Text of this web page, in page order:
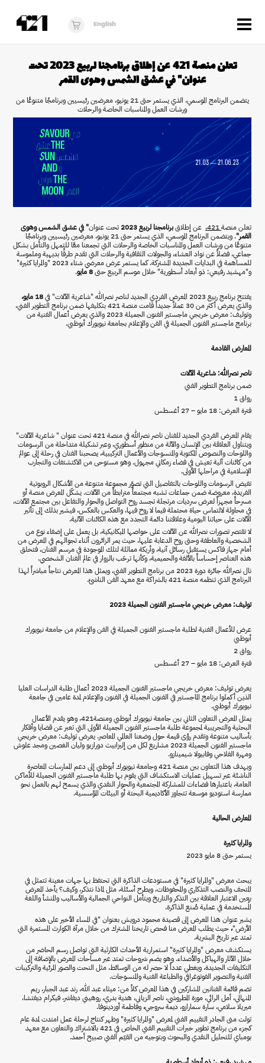
البرنامج
دكان421
أخبار
فُرَص
برنامج استوديو الناشئة
10 أعوام من 421
تعلن منصة 421 عن إطلاق برنامجنا لربيع 2023 تحت
عنوان" في عشق الشمس وهوى القمر
يتضمن البرنامج الموسمي، الذي يستمر حتى 21 يونيو، معرضين رئيسيين وبرنامجًا متنوعًا من
ورشات العملوالمناسبات الخاصة والرحلات
تعلن منصة421، عن إطلاقبرنامجنا لربيع 2023 تحت عنوان" في عشق الشمس وهوى
القمر"
. ويتضمن البرنامج الموسمي، الذي يستمر حتى 21 يونيو، معرضين رئيسيين وبرنامجًا
متنوعًا من ورشات العملوالمناسبات الخاصة والرحلات التي تجمعنا معًا للتمهل والتأمل بشكل
جماعي، فضلاً عن نواد العشاء، والجولات الثقافية والرحلات التي تقدم طرقًا بديهية وملموسة
للمساهمة في البدايات الجديدة المشتركة. كما يستمر عرض معرضي شتاء 2023 "والمرايا كثيرة"
و"مهشيد رفيعي: ذو أبعاد أسطورية" خلال موسم الربيع حتى8 مايو .
يفتتح برنامج ربيع 2023 المعرض الفردي الجديد لناصر نصرالله "شاعرية الآلات" في
18 مايو،
والذي يعرض أكثر من 30 عملاً جديداً قامت منصة 421 بتكليفها ضمن برنامج التطوير الفني،
وتوليف: معرض خريجي ماجستير الفنون الجميلة 2023 والذي يعرض أعمال الفنية من
برنامج ماجستير الفنون الجميلة في الفن والإعلام بجامعة نيويورك أبوظبي.
المعارض القادمة
ناصر نصرالله: شاعرية الآلات
ضمن برنامج التطوير الفني
رواق 1
فترة العرض: 18 مايو – 27 أغسطس
يقام المعرض الفردي الجديد للفنان ناصر نصرالله في منصة 421 تحت عنوان " شاعرية الآلات"
ويتناول العلاقة بين الإنسان والآلة من منظور أسطوري، وعبر تشكيلة متداخلة من الرسومات
واللوحات والنصوص المكتوبة والمنسوجات والأعمال التركيبية، يصحبنا الفنان في رحلة إلى عوالم
من كائنات آلية تعيش في فضاء زمكاني مجهول. وهو مستوحى من الاكتشتفات والتجارب
الإسلامية في مراحلها الأولى.
تفيض الرسومات واللوحات بالتفاصيل التي تصوّر مجموعة متنوعة من الأشكال الروبوتية
الفريدة، معروضة ضمن جماعات تشبه مجتمعاً مترابطاً من الآلات. يشكّل المعرض منصة أو
مسرحاً مجهزاً لعرض سرديات مرتجلة تجسد روح التواصل والحوار والتفاعل بين مجتمع الآلات،
في محاولة لالتماس حياة محتملة فيما لا روح فيها، والعكس بالعكس، فيشير بذلك إلى تأثير
الآلات على حياتنا اليومية وعلاقتنا دائمة التجدد مع هذه الكائنات الآلية.
لا تقتصر تصورات نصرالله عن الآلات على خواصها الميكانيكية، بل يعمل على إضفاء نوع من
الشخصية والعاطفة وحتى روح الدعابة عليها، حيث يمر الزائرون أثناء تجوالهم في المعرض من
أمام جهاز فاكس يستقبل رسائل آنية، وأريكة مماثلة لتلك الموجودة في مرسم الفنان، فتخلق
هذه العناصر إحساساً بالألفة والحميمية، وكأنها ترحّب بالزوار في عالم الفنان الشخصي.
نال نصرالله جائزة دورة 2023 من برنامج التطوير الفني، ويمثل هذا المعرض نتاجاً مباشراً لهذا
البرنامج الذي تنظمه منصة 421 بالشراكة مع معهد الفن الناشئ.
توليف: معرض خريجي ماجستير الفنون الجميلة 2023
عرض للأعمال الفنية لطلبة ماجستير الفنون الجميلة في الفن والإعلام من جامعة نيويورك
أبوظبي
رواق 2
فترة العرض: 18 مايو – 27 أغسطس
يعرض توليف: معرض خريجي ماجستير الفنون الجميلة 2023 أعمال طلبة الدراسات العليا
الذين أكملوا برنامج الماجستير في الفنون الجميلة في الفنون والإعلام لمدة عامين في جامعة
نيويورك أبوظبي.
يمثل المعرض التعاون الثاني بين جامعة نيويورك أبوظبي ومنصة421، وهو يقدم الأعمال
البحثية والتجريبية لمجموعة طلبة ماجستير الفنون الجميلة الأولى التي تعبر عن قضايا وأفكار
بأساليب متنوعة وتقدم رؤى قيمة حول وضعنا العالمي المعاصر. يعرض توليف: معرض خريجي
ماجستير الفنون الجميلة 2023 مشاريع لكل من إليزابيث دورازيو وليان الغصين ومجد علوش
ومهرة الفلاحي وفابيولا شيمينازو.
ويهدف هذا التعاون بين منصة 421 وجامعة نيويورك أبوظبي إلى دعم الممارسات المعاصرة
الناشئة عبر تسهيل عمليات الاستكشاف التي يقوم بها طلبة ماجستير الفنون الجميلة للأماكن
العامة، باعتبارها فضاءات للمشاركة المجتمعية والحوار النقدي والذي يسمح لهم بالعمل نحو
ممارسة استوديو موسعة تتجاوز الأكاديمية البحتة أو البيئات المؤسسية.
المعارض الحالية
والمرايا كثيرة
يستمر حتى 8 مايو 2023
يبحث معرض "والمرايا كثيرة" في مستودعات الذاكرة التي تحتفظ بها جهات معينة تتمثل في
المتحف والنصب التذكاري والمحفوظات، ويطرح أسئلة، مثل لماذا نتذكر، وكيف؟ يأخذ المعرض
بعين الاعتبار العلاقة بين التذكر والتاريخ ويتأمل النواحي الجمالية والأساليب والمنشأ واللغة
المُستخدمة في عملية صُنع الذاكرة.
يشير عنوان هذا المعرض إلى قصيدة محمود درويش بعنوان "في المساء الأخير على هذه
الأرض"، حيث يطلب المعرض منا فحص تاريخنا المشترك من خلال مرآة الكوارث المستمرة التي
تمتد عبر تاريخ البشرية.
يستكشف معرض "والمرايا كثيرة" استمرارية الأحداث الكارثية التي تواصل رسم الحاضر من
خلال الآثار والهياكل والأصداء. وهو يضم شروحات تمتد عبر مساحات المعرض بالإضافة إلى
التكليفات الجديدة، ويغطي عدداً لا حصر له من الوسائط، مثل النحت والصور المرئية والتركيبات
الفنية والتصوير الفوتوغرافي والطباعة الفنية والمنسوجات.
تضم قائمة الفنانين المشاركين في هذا المعرض كلاً من: ميثاء عبد الله، رند عبد الجبار، ريم
المنهالي، أمل الرائي، موزة المطروشي، ناصر الزياني، هدية بدري، روهيني ديفاشر، فيكرام ديفتشا،
ميريلا سلامي، سارة سمارازو، ديمة سروجي، وفاطمة أوزدينوفا.
تولت منى الجادر التقييم الفني لمعرض "والمرايا كثيرة" وظهر كنتاج لرحلة عمل امتدت لمدة عام
كجزء من برنامج تطوير خبرات التقييم الفني الخاص في 421 بالاشتراك والتعاون مع معهد
بومباي للتحليل النقدي والبحوث وبتوجيه من القيّم الفني صبيح أحمد.
English